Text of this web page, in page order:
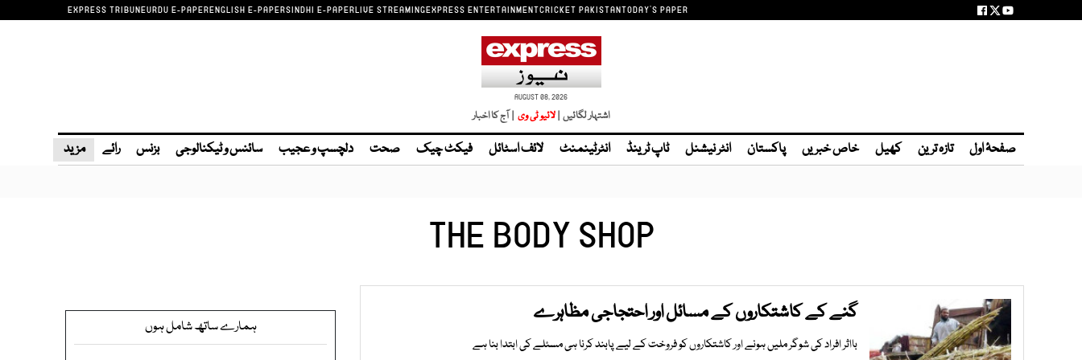
EXPRESS TRIBUNEURDU E-PAPERENGLISH E-PAPERSINDHI E-PAPERLIVE STREAMINGEXPRESS ENTERTAINMENTCRICKET PAKISTANTODAY'S PAPER
AUGUST 08, 2026
اشتہار لگائیں | | آج کا اخبار
صفحۂ اول تازہ ترین کھیل خاص خبریں پاکستان انٹر نیشنل ٹاپ ٹرینڈ انٹرٹینمنٹ لائف اسٹائل فیکٹ چیک صحت دلچسپ و عجیب سائنس و ٹیکنالوجی بزنس رائے مزید
THE BODY SHOP
گنے کے کاشتکاروں کے مسائل اور احتجاجی مظاہرے
بااثر افراد کی شوگر ملیں ہونے اور کاشتکاروں کو فروخت کے لیے پابند کرنا ہی مسئلے کی ابتدا بنا ہے
ہمارے ساتھ شامل ہوں